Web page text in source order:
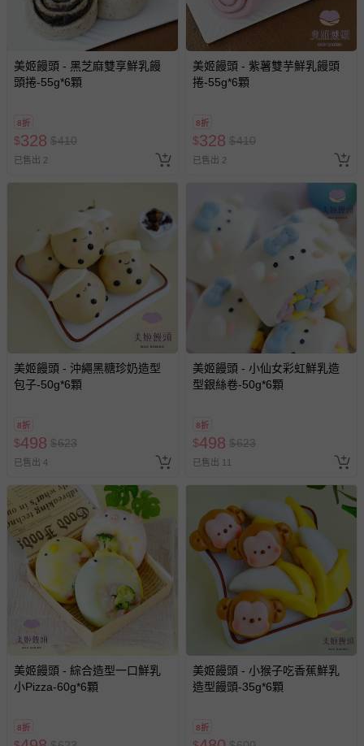
美姬饅頭 - 黑芝麻雙享鮮乳饅
頭捲-55g*6顆
8折
$328 $410
已售出 2
美姬饅頭 - 紫薯雙芋鮮乳饅頭
捲-55g*6顆
8折
$328 $410
已售出 2
美姬饅頭 - 沖繩黑糖珍奶造型
包子-50g*6顆
8折
$498 $623
已售出 4
美姬饅頭 - 小仙女彩虹鮮乳造
型銀絲卷-50g*6顆
8折
$498 $623
已售出 11
美姬饅頭 - 綜合造型一口鮮乳
小Pizza-60g*6顆
8折
美姬饅頭 - 小猴子吃香蕉鮮乳
造型饅頭-35g*6顆
8折